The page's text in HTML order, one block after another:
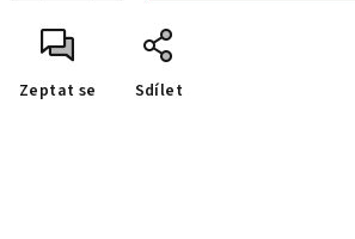
Zeptat se Sdílet